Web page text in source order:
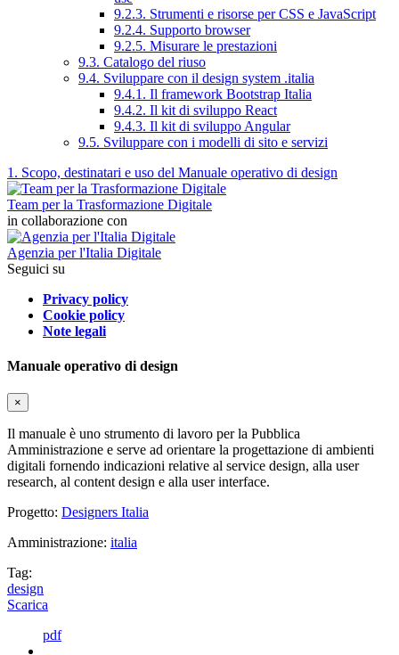
9.2.3. Strumenti e risorse per CSS e JavaScript
9.2.4. Supporto browser
9.2.5. Misurare le prestazioni
9.3. Catalogo del riuso
9.4. Sviluppare con il design system .italia
9.4.1. Il framework Bootstrap Italia
9.4.2. Il kit di sviluppo React
9.4.3. Il kit di sviluppo Angular
9.5. Sviluppare con i modelli di sito e servizi
1. Scopo, destinatari e uso del Manuale operativo di design
Team per la Trasformazione Digitale
in collaborazione con
Agenzia per l'Italia Digitale
Seguici su
Privacy policy
Cookie policy
Note legali
Manuale operativo di design
×
Il manuale è uno strumento di lavoro per la Pubblica
Amministrazione e serve ad orientare la progettazione di ambienti
digitali fornendo indicazioni relative al service design, alla user
research, al content design e alla user interface.
Progetto: Designers Italia
Amministrazione: italia
Tag:
design
Scarica
pdf